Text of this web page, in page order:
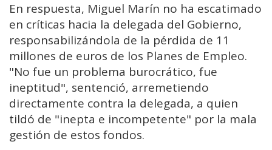
En respuesta, Miguel Marín no ha escatimado
en críticas hacia la delegada del Gobierno,
responsabilizándola de la pérdida de 11
millones de euros de los Planes de Empleo.
"No fue un problema burocrático, fue
ineptitud", sentenció, arremetiendo
directamente contra la delegada, a quien
tildó de "inepta e incompetente" por la mala
gestión de estos fondos.